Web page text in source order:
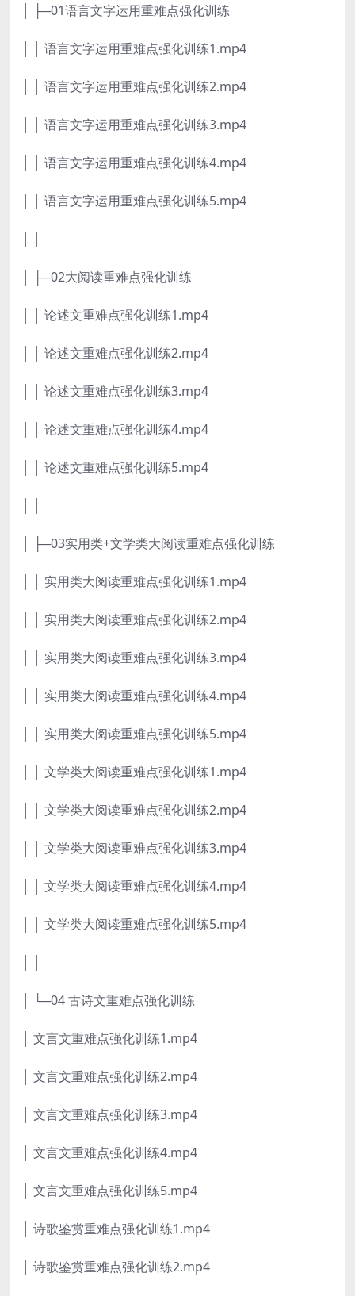
│ ├─01语言文字运用重难点强化训练
│ │ 语言文字运用重难点强化训练1.mp4
│ │ 语言文字运用重难点强化训练2.mp4
│ │ 语言文字运用重难点强化训练3.mp4
│ │ 语言文字运用重难点强化训练4.mp4
│ │ 语言文字运用重难点强化训练5.mp4
│ ├─02大阅读重难点强化训练
│ │ 论述文重难点强化训练1.mp4
│ │ 论述文重难点强化训练2.mp4
│ │ 论述文重难点强化训练3.mp4
│ │ 论述文重难点强化训练4.mp4
│ │ 论述文重难点强化训练5.mp4
│ ├─03实用类+文学类大阅读重难点强化训练
│ │ 实用类大阅读重难点强化训练1.mp4
│ │ 实用类大阅读重难点强化训练2.mp4
│ │ 实用类大阅读重难点强化训练3.mp4
│ │ 实用类大阅读重难点强化训练4.mp4
│ │ 实用类大阅读重难点强化训练5.mp4
│ │ 文学类大阅读重难点强化训练1.mp4
│ │ 文学类大阅读重难点强化训练2.mp4
│ │ 文学类大阅读重难点强化训练3.mp4
│ │ 文学类大阅读重难点强化训练4.mp4
│ │ 文学类大阅读重难点强化训练5.mp4
│ └─04 古诗文重难点强化训练
│ 文言文重难点强化训练1.mp4
│ 文言文重难点强化训练2.mp4
│ 文言文重难点强化训练3.mp4
│ 文言文重难点强化训练4.mp4
│ 文言文重难点强化训练5.mp4
│ 诗歌鉴赏重难点强化训练1.mp4
│ 诗歌鉴赏重难点强化训练2.mp4